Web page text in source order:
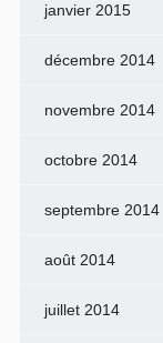
janvier 2015
décembre 2014
novembre 2014
octobre 2014
septembre 2014
août 2014
juillet 2014